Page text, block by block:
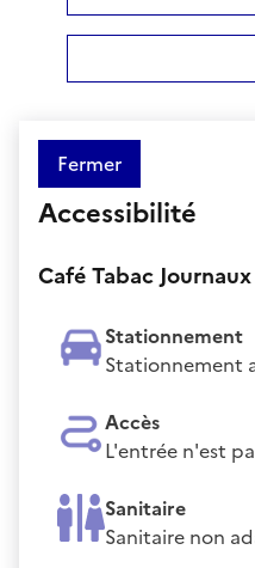
Fermer
Accessibilité
Café Tabac Journaux
Stationnement
Stationnement
Accès
L'entrée n'est
Sanitaire
Sanitaire non